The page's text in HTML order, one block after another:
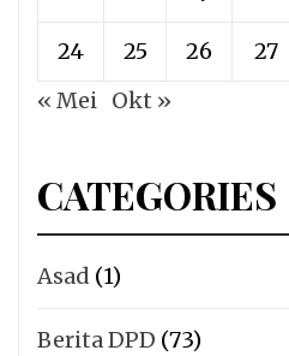
24 25 26 27
« Mei Okt »
CATEGORIES
Asad (1)
Berita DPD (73)